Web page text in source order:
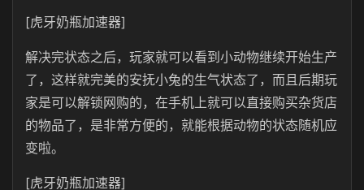
[虎牙奶瓶加速器]
解决完状态之后，玩家就可以看到小动物继续开始生产
了，这样就完美的安抚小兔的生气状态了，而且后期玩
家是可以解锁网购的，在手机上就可以直接购买杂货店
的物品了，是非常方便的，就能根据动物的状态随机应
变啦。
[虎牙奶瓶加速器]